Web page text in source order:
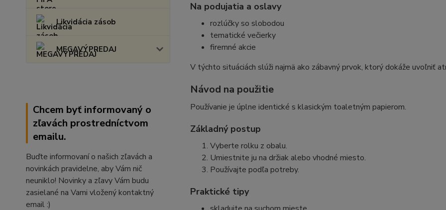
Likvidácia zásob
MEGAVÝPREDAJ
Chcem byť informovaný o
zľavách prostredníctvom
emailu.
Buďte informovaní o našich zľavách a
novinkách pravidelne, aby Vám nič
neuniklo! Novinky a zľavy Vám budu
zasielané na Vami vložený kontaktný
email :)
Na podujatia a oslavy
rozlúčky so slobodou
tematické večierky
firemné akcie
V týchto situáciách slúži najmä ako zábavný prvok, ktorý dokáže uvoľniť
Návod na použitie
Používanie je úplne identické s klasickým toaletným papierom.
Základný postup
Vyberte rolku z obalu.
Umiestnite ju na držiak alebo vhodné miesto.
Používajte podľa potreby.
Praktické tipy